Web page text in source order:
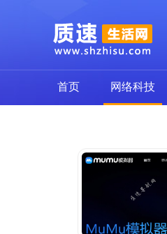
首页 网络科技